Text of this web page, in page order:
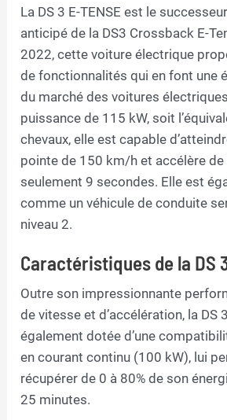
La DS 3 E-TENSE est le
anticipé de la DS3 Crossback E-
2022, cette voiture électrique
de fonctionnalités qui en font une
du marché des voitures
puissance de 115 kW, soit
chevaux, elle est capable
pointe de 150 km/h et accélère
seulement 9 secondes. Elle est
comme un véhicule de conduite
niveau 2.
Caractéristiques de la DS
Outre son impressionnante
de vitesse et d’accélération, la DS
également dotée d’une
en courant continu (100 kW), lui
récupérer de 0 à 80% de son
25 minutes.